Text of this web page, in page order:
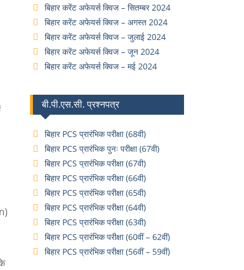
बिहार करेंट अफेयर्स क्विज – सितम्बर 2024
बिहार करेंट अफेयर्स क्विज – अगस्त 2024
बिहार करेंट अफेयर्स क्विज – जुलाई 2024
बिहार करेंट अफेयर्स क्विज – जून 2024
बिहार करेंट अफेयर्स क्विज – मई 2024
बी.पी.एस.सी. प्रश्नपत्र
बिहार PCS प्रारंभिक परीक्षा (68वी)
बिहार PCS प्रारंभिक पुनः परीक्षा (67वी)
बिहार PCS प्रारंभिक परीक्षा (67वी)
बिहार PCS प्रारंभिक परीक्षा (66वी)
बिहार PCS प्रारंभिक परीक्षा (65वी)
बिहार PCS प्रारंभिक परीक्षा (64वी)
बिहार PCS प्रारंभिक परीक्षा (63वी)
बिहार PCS प्रारंभिक परीक्षा (60वीं – 62वीं)
बिहार PCS प्रारंभिक परीक्षा (56वीं – 59वीं)